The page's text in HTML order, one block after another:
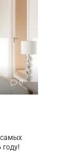
0
самых